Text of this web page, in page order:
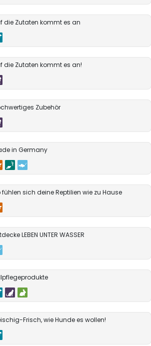
die Zutaten kommt es an
die Zutaten kommt es an!
Zubehör
in Germany
fühlen sich deine Reptilien wie zu Hause
LEBEN UNTER WASSER
Frisch, wie Hunde es wollen!